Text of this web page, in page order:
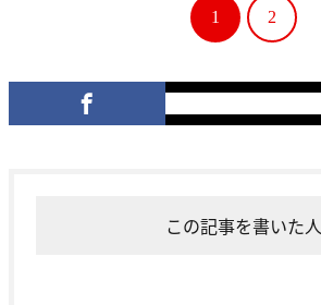
1 2
この記事を書いた人